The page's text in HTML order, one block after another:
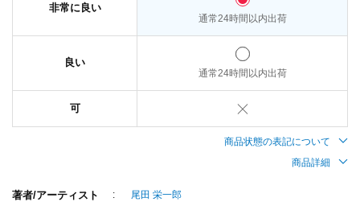
非常に良い
通常24時間以内出荷
良い
通常24時間以内出荷
可
商品状態の表記について
商品詳細
著者/アーティスト 尾田 栄一郎